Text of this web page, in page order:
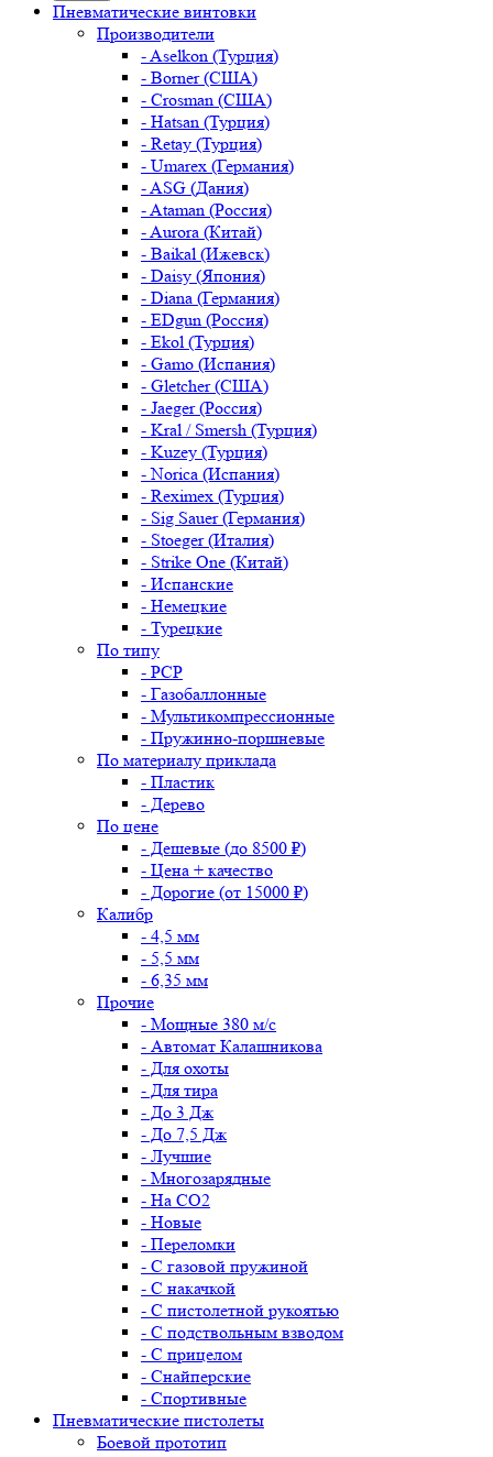
Пневматические винтовки
Производители
- Aselkon (Турция)
- Borner (США)
- Crosman (США)
- Hatsan (Турция)
- Retay (Турция)
- Umarex (Германия)
- ASG (Дания)
- Ataman (Россия)
- Aurora (Китай)
- Baikal (Ижевск)
- Daisy (Япония)
- Diana (Германия)
- EDgun (Россия)
- Ekol (Турция)
- Gamo (Испания)
- Gletcher (США)
- Jaeger (Россия)
- Kral / Smersh (Турция)
- Kuzey (Турция)
- Norica (Испания)
- Reximex (Турция)
- Sig Sauer (Германия)
- Stoeger (Италия)
- Strike One (Китай)
- Испанские
- Немецкие
- Турецкие
По типу
- PCP
- Газобаллонные
- Мультикомпрессионные
- Пружинно-поршневые
По материалу приклада
- Пластик
- Дерево
По цене
- Дешевые (до 8500 ₽)
- Цена + качество
- Дорогие (от 15000 ₽)
Калибр
- 4,5 мм
- 5,5 мм
- 6,35 мм
Прочие
- Мощные 380 м/с
- Автомат Калашникова
- Для охоты
- Для тира
- До 3 Дж
- До 7,5 Дж
- Лучшие
- Многозарядные
- На CO2
- Новые
- Переломки
- С газовой пружиной
- С накачкой
- С пистолетной рукоятью
- С подствольным взводом
- С прицелом
- Снайперские
- Спортивные
Пневматические пистолеты
Боевой прототип